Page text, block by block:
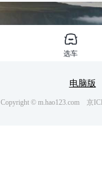
电脑版
Copyright © m.hao123.com 京